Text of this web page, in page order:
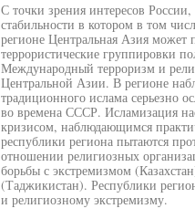
С точки зрения интересов
стабильности в котором в том
регионе Центральная Азия может
террористические группировки
Международный терроризм и
Центральной Азии. В регионе
традиционного ислама серьезно
во времена СССР. Исламизация
кризисом, наблюдающимся
республики региона пытаются
отношении религиозных
борьбы с экстремизмом
(Таджикистан). Республики
и религиозному экстремизму.